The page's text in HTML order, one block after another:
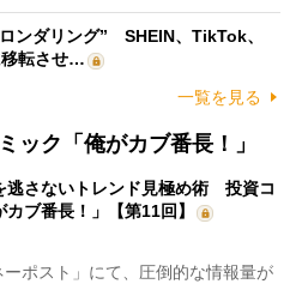
ンダリング” SHEIN、TikTok、
転させ…
一覧を見る
ック「俺がカブ番長！」
逃さないトレンド見極め術 投資コ
カブ番長！」【第11回】
ポスト」にて、圧倒的な情報量が